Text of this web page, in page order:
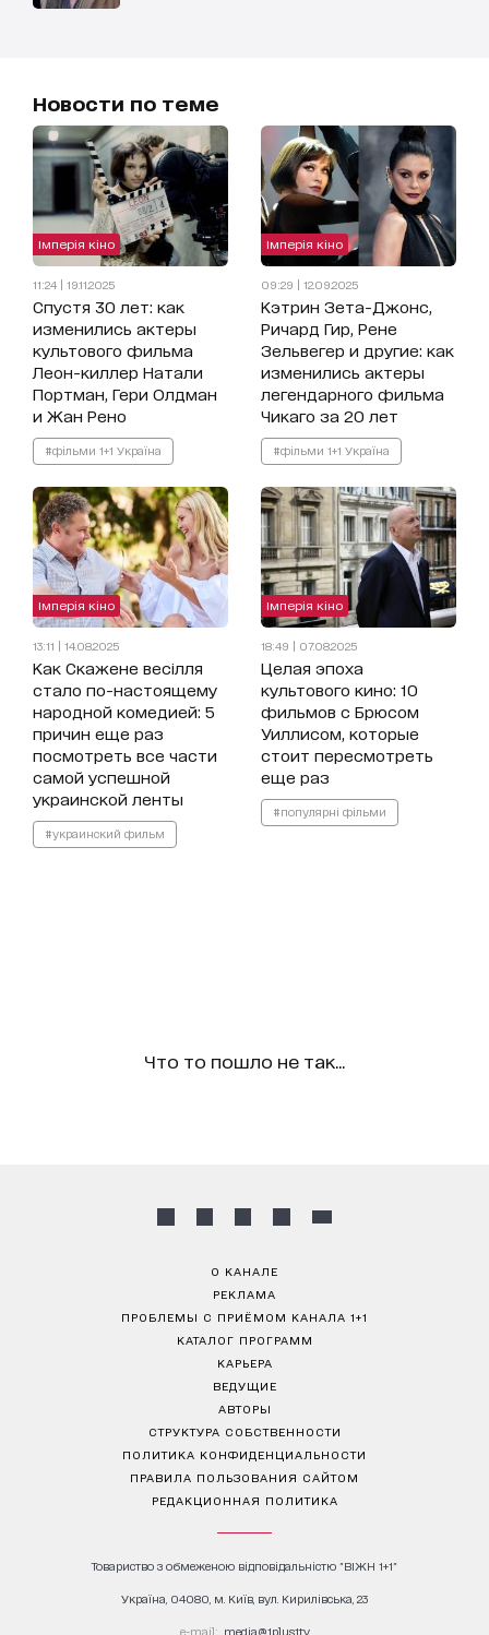
Новости по теме
Імперія кіно
11:24 | 19.11.2025
Спустя 30 лет: как
изменились актеры
культового фильма
Леон-киллер Натали
Портман, Гери Олдман
и Жан Рено
#фільми 1+1 Україна
Імперія кіно
09:29 | 12.09.2025
Кэтрин Зета-Джонс,
Ричард Гир, Рене
Зельвегер и другие: как
изменились актеры
легендарного фильма
Чикаго за 20 лет
#фільми 1+1 Україна
Імперія кіно
13:11 | 14.08.2025
Как Скажене весілля
стало по-настоящему
народной комедией: 5
причин еще раз
посмотреть все части
самой успешной
украинской ленты
#украинский фильм
Імперія кіно
18:49 | 07.08.2025
Целая эпоха
культового кино: 10
фильмов с Брюсом
Уиллисом, которые
стоит пересмотреть
еще раз
#популярні фільми
Что то пошло не так...
О КАНАЛЕ
РЕКЛАМА
ПРОБЛЕМЫ С ПРИЁМОМ КАНАЛА 1+1
КАТАЛОГ ПРОГРАММ
КАРЬЕРА
ВЕДУЩИЕ
АВТОРЫ
СТРУКТУРА СОБСТВЕННОСТИ
ПОЛИТИКА КОНФИДЕНЦИАЛЬНОСТИ
ПРАВИЛА ПОЛЬЗОВАНИЯ САЙТОМ
РЕДАКЦИОННАЯ ПОЛИТИКА
Товариство з обмеженою відповідальністю "ВІЖН 1+1"
Україна, 04080, м. Київ, вул. Кирилівська, 23
е-mail: media@1plus1.tv